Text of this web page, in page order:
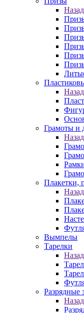
Назад
Назад
Грамоты и
Назад
Плакетки,
Назад
Вымпелы
Тарелки
Назад
Разрядные
Назад